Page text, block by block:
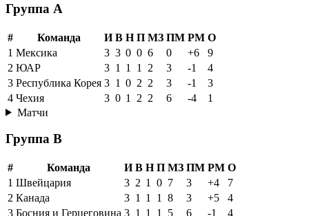
Группа A
# Команда И В Н П МЗ ПМ РМ О
1 Мексика 3 3 0 0 6 0 +6
9
2 ЮАР 3 1 1 1 2 3 -1
4
3 Республика Корея 3 1 0 2 2 3 -1
3
4 Чехия 3 0 1 2 2 6 -4
1
Матчи
Группа B
# Команда И В Н П МЗ ПМ РМ О
1 Швейцария 3 2 1 0 7 3 +4
7
2 Канада 3 1 1 1 8 3 +5
4
3 Босния и Герцеговина 3 1 1 1 5 6 -1 4